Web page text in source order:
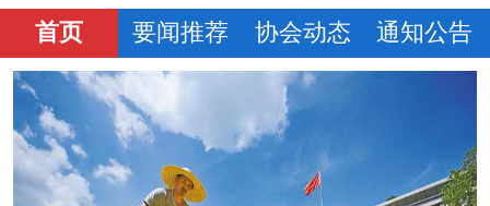
首页 要闻推荐 协会动态 通知公告